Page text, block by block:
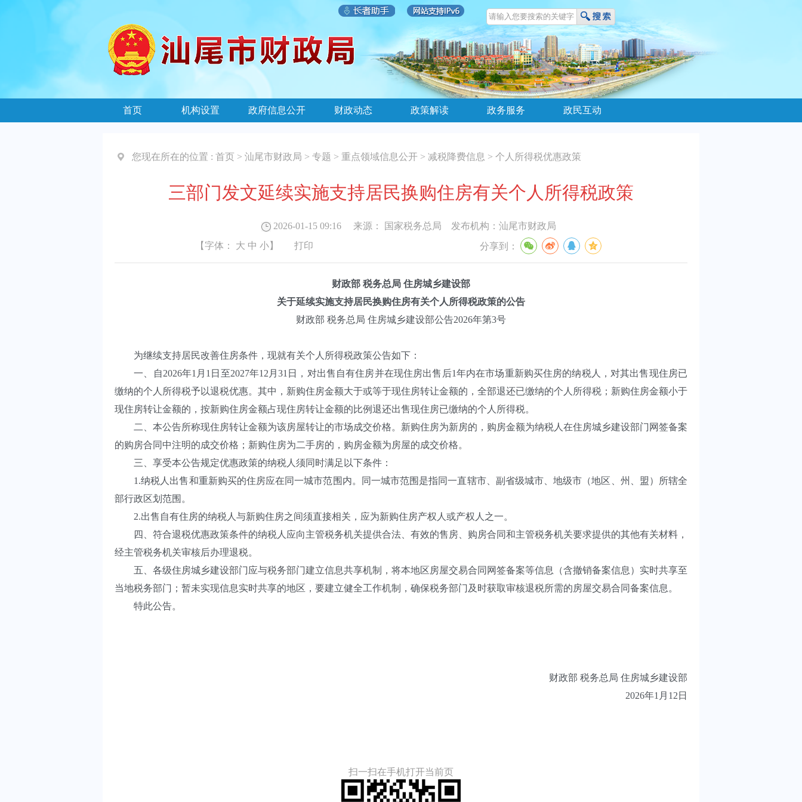
首页 机构设置 政府信息公开 财政动态 政策解读 政务服务 政民互动
您现在所在的位置 : 首页 > 汕尾市财政局 > 专题 > 重点领域信息公开 > 减税降费信息 > 个人所得税优惠政策
三部门发文延续实施支持居民换购住房有关个人所得税政策
2026-01-15 09:16来源： 国家税务总局 发布机构： 汕尾市财政局
【字体： 大 中 小】 打印 分享到：
财政部 税务总局 住房城乡建设部
关于延续实施支持居民换购住房有关个人所得税政策的公告
财政部 税务总局 住房城乡建设部公告2026年第3号
为继续支持居民改善住房条件，现就有关个人所得税政策公告如下：
一、自2026年1月1日至2027年12月31日，对出售自有住房并在现住房出售后1年内在市场重新购买住房的纳税人，对其出售现住房已
缴纳的个人所得税予以退税优惠。其中，新购住房金额大于或等于现住房转让金额的，全部退还已缴纳的个人所得税；新购住房金额小于
现住房转让金额的，按新购住房金额占现住房转让金额的比例退还出售现住房已缴纳的个人所得税。
二、本公告所称现住房转让金额为该房屋转让的市场成交价格。新购住房为新房的，购房金额为纳税人在住房城乡建设部门网签备案
的购房合同中注明的成交价格；新购住房为二手房的，购房金额为房屋的成交价格。
三、享受本公告规定优惠政策的纳税人须同时满足以下条件：
1.纳税人出售和重新购买的住房应在同一城市范围内。同一城市范围是指同一直辖市、副省级城市、地级市（地区、州、盟）所辖全
部行政区划范围。
2.出售自有住房的纳税人与新购住房之间须直接相关，应为新购住房产权人或产权人之一。
四、符合退税优惠政策条件的纳税人应向主管税务机关提供合法、有效的售房、购房合同和主管税务机关要求提供的其他有关材料，
经主管税务机关审核后办理退税。
五、各级住房城乡建设部门应与税务部门建立信息共享机制，将本地区房屋交易合同网签备案等信息（含撤销备案信息）实时共享至
当地税务部门；暂未实现信息实时共享的地区，要建立健全工作机制，确保税务部门及时获取审核退税所需的房屋交易合同备案信息。
特此公告。
财政部 税务总局 住房城乡建设部
2026年1月12日
扫一扫在手机打开当前页